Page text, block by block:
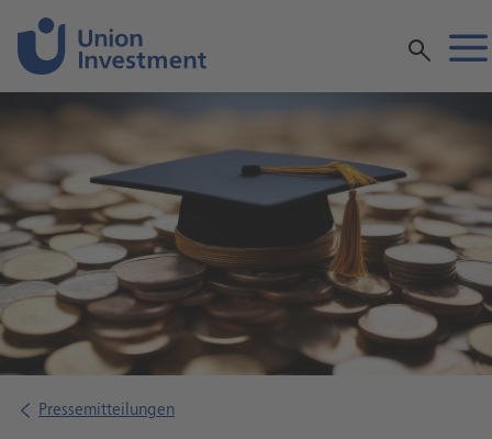
Inhalt
Pressemitteilungen